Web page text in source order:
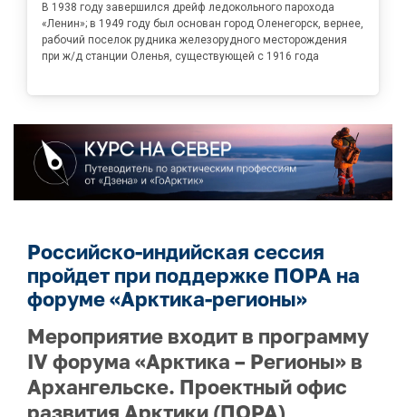
В 1938 году завершился дрейф ледокольного парохода
«Ленин»; в 1949 году был основан город Оленегорск, вернее,
рабочий поселок рудника железорудного месторождения
при ж/д станции Оленья, существующей с 1916 года
Российско-индийская сессия
пройдет при поддержке ПОРА на
форуме «Арктика-регионы»
Мероприятие входит в программу
IV форума «Арктика – Регионы» в
Архангельске. Проектный офис
развития Арктики (ПОРА)